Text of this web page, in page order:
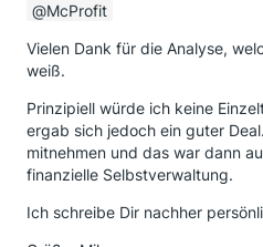
McProfit
Vielen Dank für die Analyse,
weiß.
Prinzipiell würde ich keine
ergab sich jedoch ein guter
mitnehmen und das war dann
finanzielle Selbstverwaltung.
Ich schreibe Dir nachher